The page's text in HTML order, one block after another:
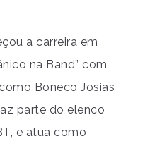
a carreira em
na Band” com
Boneco Josias
parte do elenco
e atua como